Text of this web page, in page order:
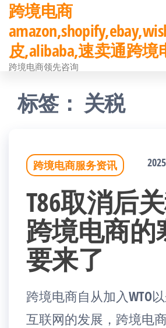
前
往
内
跨境电商
皮,alibaba,速卖通跨
跨境电商领先咨询
标签： 关税
跨境电商服务资讯
T86取消后
跨境电商的
要来了
跨境电商自从加入WTO
互联网的发展，跨境电